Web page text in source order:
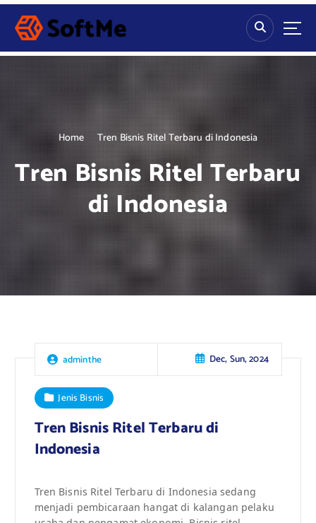
S
p
Home Tren Bisnis Ritel Terbaru di Indonesia
Tren Bisnis Ritel Terbaru
di Indonesia
adminthe Dec, Sun, 2024
Jenis Bisnis
Tren Bisnis Ritel Terbaru di
Indonesia
Tren Bisnis Ritel Terbaru di Indonesia sedang
menjadi pembicaraan hangat di kalangan pelaku